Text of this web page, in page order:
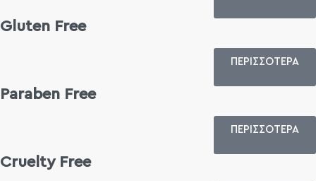
Gluten Free
ΠΕΡΙΣΣΟΤΕΡΑ
Paraben Free
ΠΕΡΙΣΣΟΤΕΡΑ
Cruelty Free